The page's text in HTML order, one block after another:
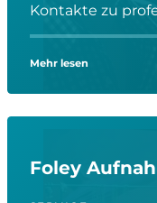
Kontakte zu
Mehr lesen
Foley